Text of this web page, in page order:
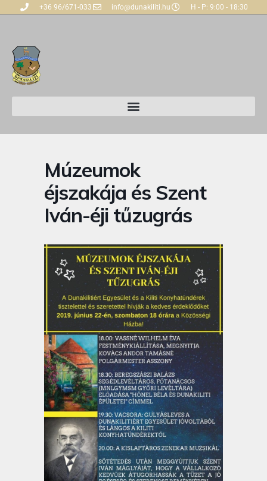
+36 96/671-033 info@dunakiliti.hu H - P: 9:00 - 18:30
Múzeumok
éjszakája és Szent
Iván-éji tűzugrás